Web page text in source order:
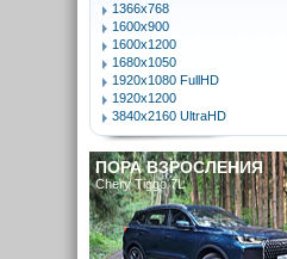
1366x768
1600x900
1600x1200
1680x1050
1920x1080 FullHD
1920x1200
3840x2160 UltraHD
ПОРА ВЗРОСЛЕНИЯ
Chery Tiggo 7L